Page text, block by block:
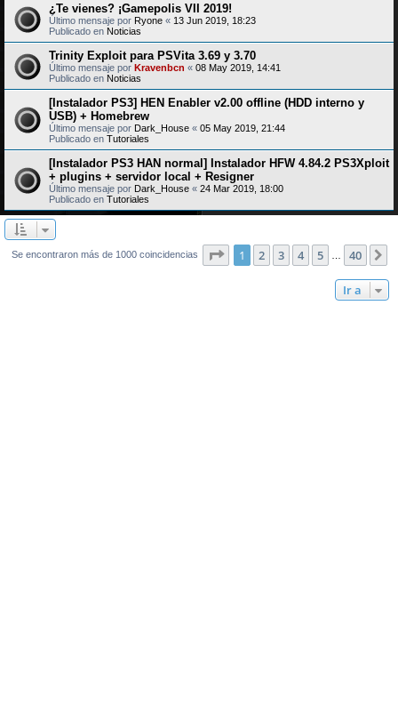
¿Te vienes? ¡Gamepolis VII 2019!
Último mensaje por Ryone « 13 Jun 2019, 18:23
Publicado en Noticias
Trinity Exploit para PSVita 3.69 y 3.70
Último mensaje por Kravenbcn « 08 May 2019, 14:41
Publicado en Noticias
[Instalador PS3] HEN Enabler v2.00 offline (HDD interno y
USB) + Homebrew
Último mensaje por Dark_House « 05 May 2019, 21:44
Publicado en Tutoriales
[Instalador PS3 HAN normal] Instalador HFW 4.84.2 PS3Xploit
+ plugins + servidor local + Resigner
Último mensaje por Dark_House « 24 Mar 2019, 18:00
Publicado en Tutoriales
Se encontraron más de 1000 coincidencias Página de 40
1 2 3 4 5 40
Ir a